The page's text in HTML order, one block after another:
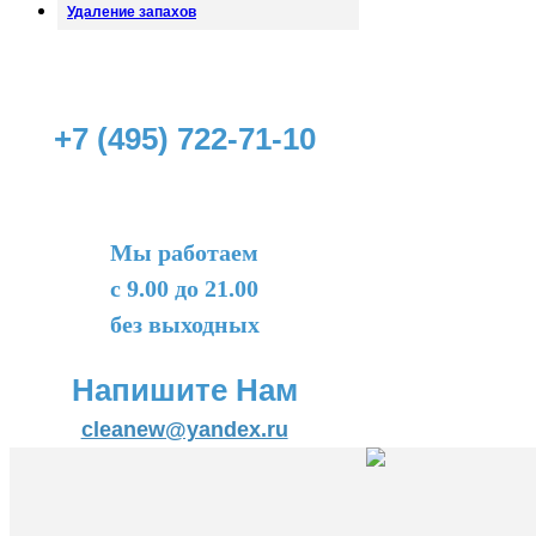
Удаление запахов
+7 (495) 722-71-10
Мы работаем
с 9.00 до 21.00
без выходных
Напишите Нам
cleanew@yandex.ru